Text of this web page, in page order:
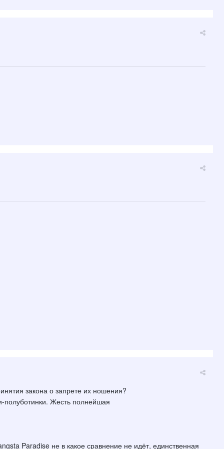
закона о запрете их ношения?
полуботинки. Жесть полнейшая
Paradise не в какое сравнение не идёт, единственная